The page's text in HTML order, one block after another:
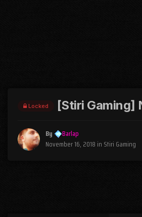
Locked [Stiri Gaming]
By
Barlap
November 16, 2018 in Stiri Gaming